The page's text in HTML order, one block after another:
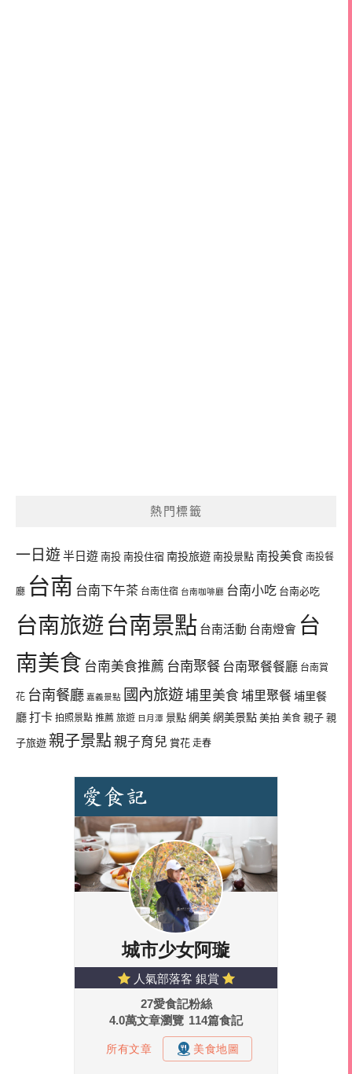
熱門標籤
一日遊半日遊 南投 南投住宿 南投旅遊 南投景點 南投美食 南投餐
廳 台南 台南下午茶 台南住宿 台南咖啡廳 台南小吃 台南必吃
台南旅遊 台南景點 台南活動 台南燈會 台
南美食 台南美食推薦 台南聚餐 台南聚餐餐廳 台南賞
花 台南餐廳 嘉義景點 國內旅遊埔里美食 埔里聚餐埔里餐
廳打卡 拍照景點 推薦 旅遊 日月潭 景點 網美網美景點 美拍 美食 親子 親
子旅遊 親子景點親子育兒 賞花 走春